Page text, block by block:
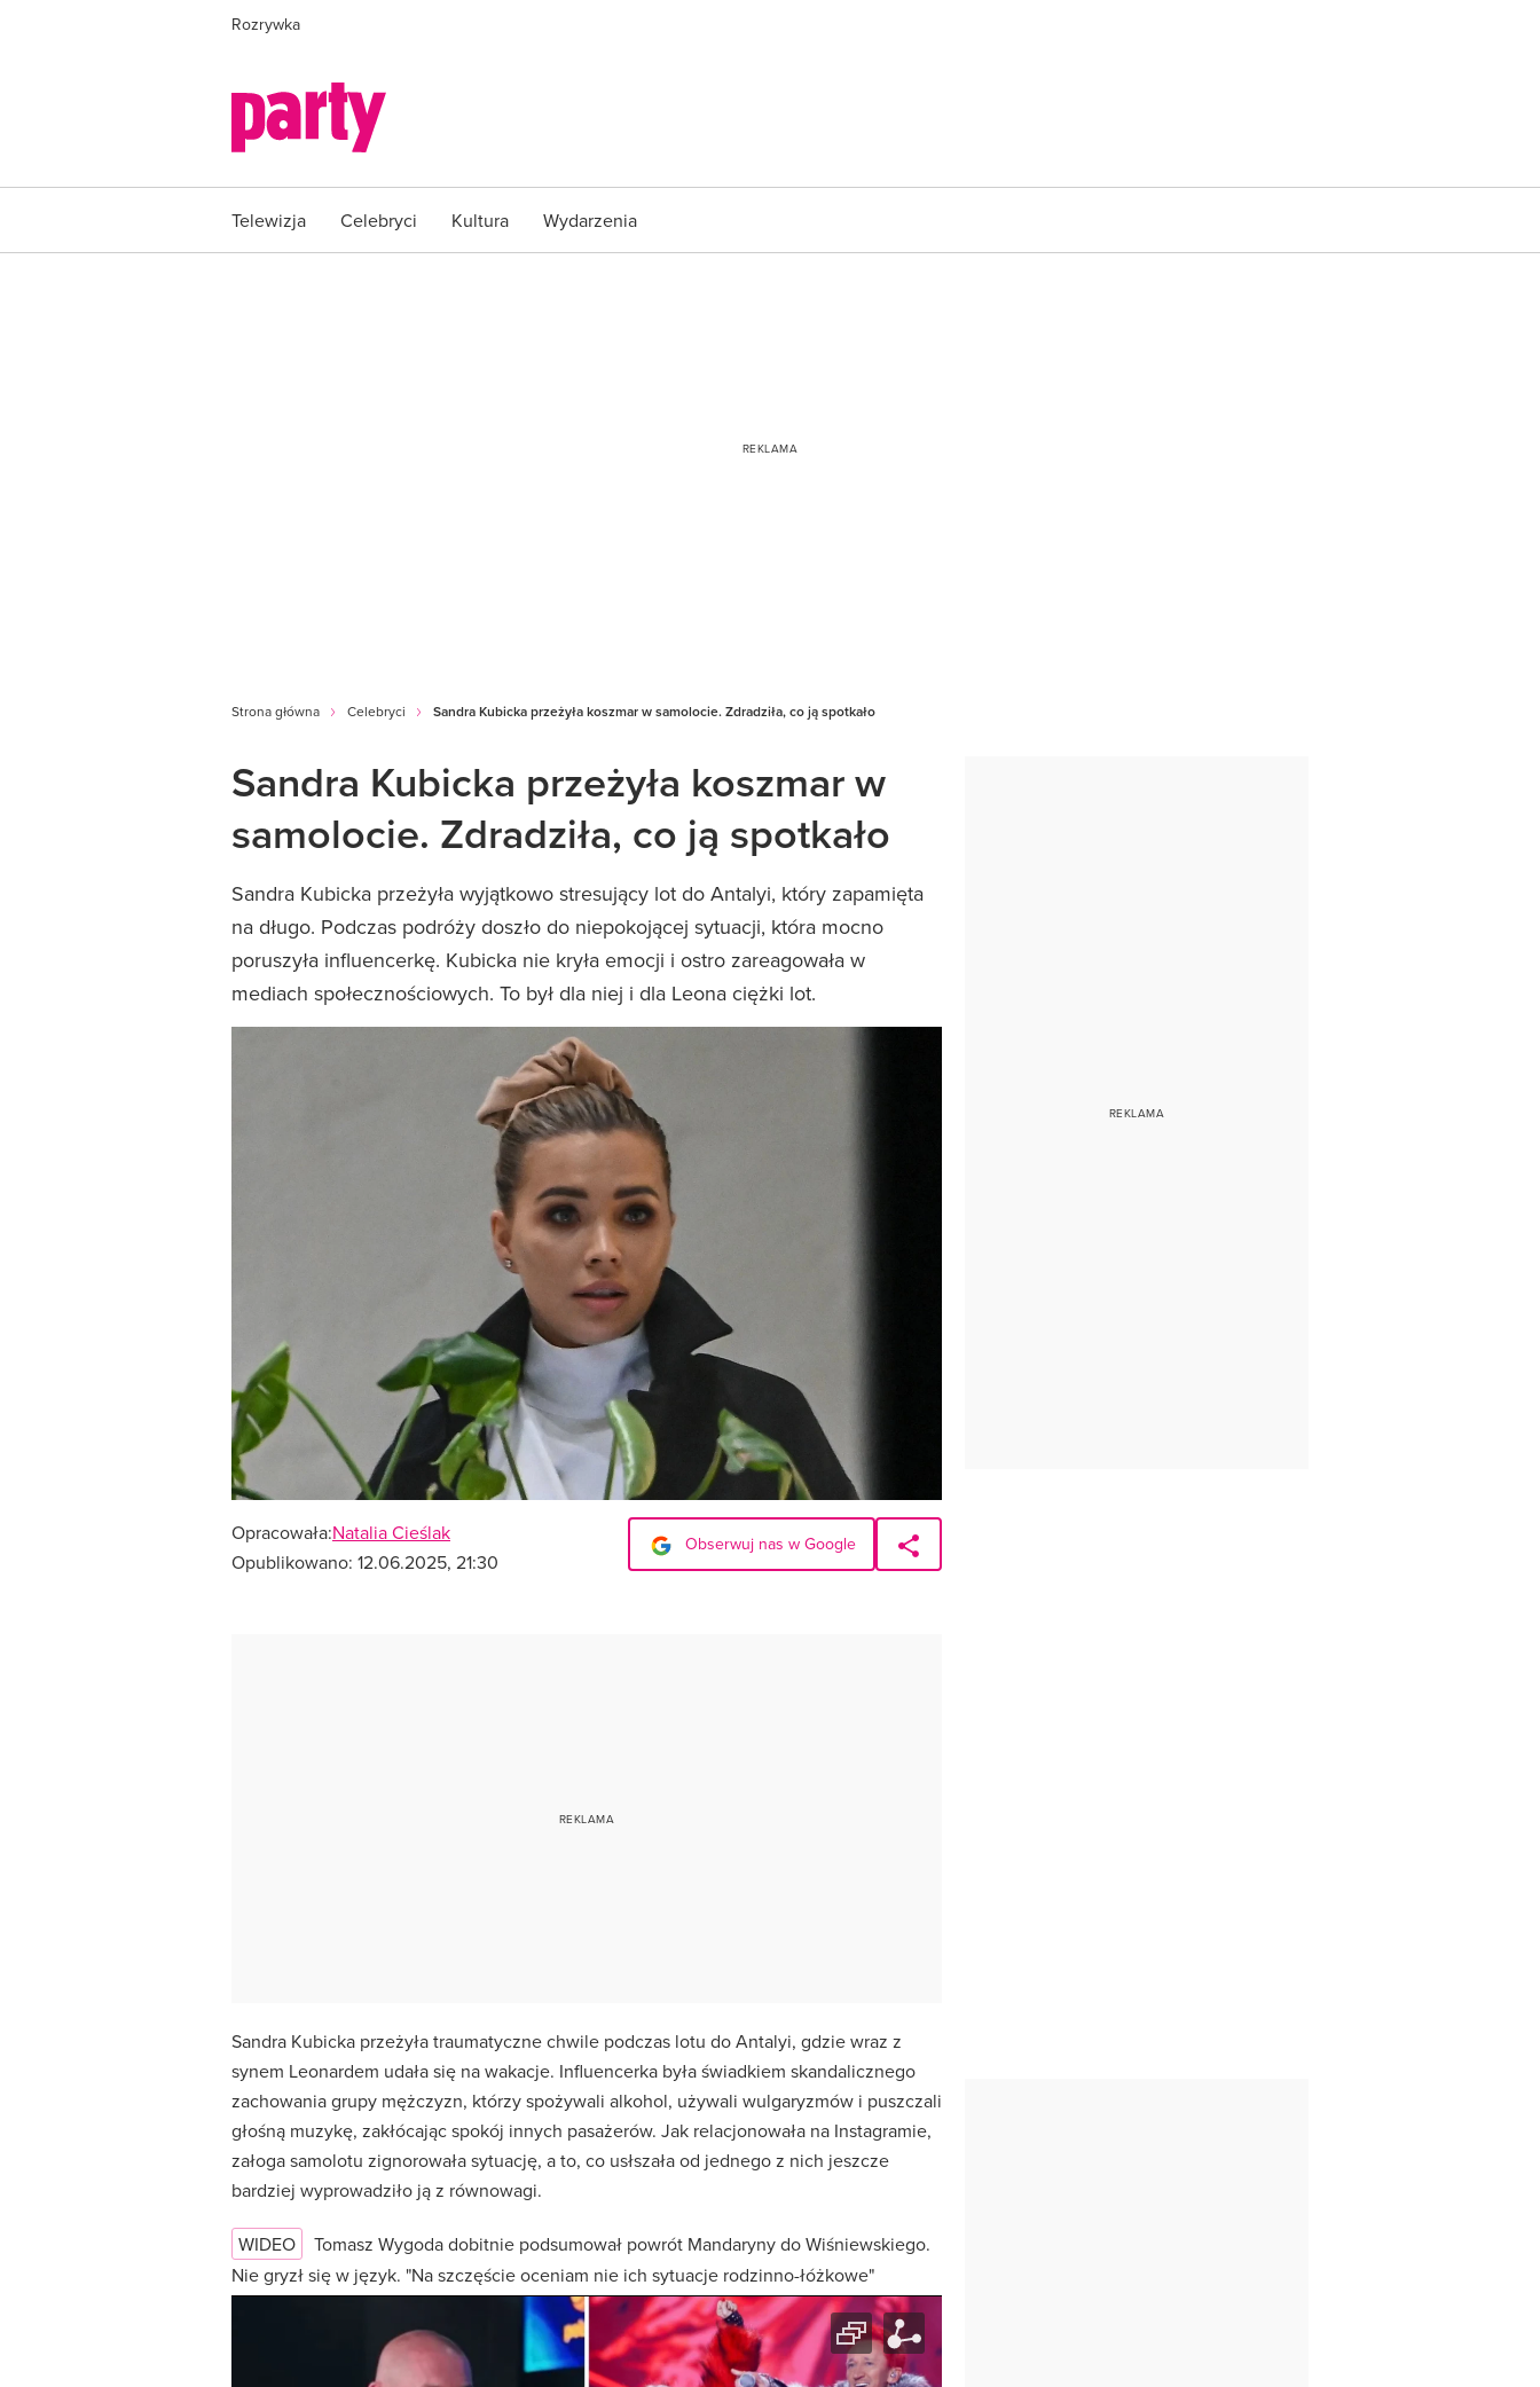
Rozrywka
Telewizja Celebryci Kultura Wydarzenia
Strona główna Celebryci Sandra Kubicka przeżyła koszmar w samolocie. Zdradziła, co ją spotkało
Sandra Kubicka przeżyła koszmar w
samolocie. Zdradziła, co ją spotkało
Sandra Kubicka przeżyła wyjątkowo stresujący lot do Antalyi, który zapamięta
na długo. Podczas podróży doszło do niepokojącej sytuacji, która mocno
poruszyła influencerkę. Kubicka nie kryła emocji i ostro zareagowała w
mediach społecznościowych. To był dla niej i dla Leona ciężki lot.
Opracowała:Natalia Cieślak
Opublikowano: 12.06.2025, 21:30
Obserwuj nas w Google
Sandra Kubicka przeżyła traumatyczne chwile podczas lotu do Antalyi, gdzie wraz z
synem Leonardem udała się na wakacje. Influencerka była świadkiem skandalicznego
zachowania grupy mężczyzn, którzy spożywali alkohol, używali wulgaryzmów i puszczali
głośną muzykę, zakłócając spokój innych pasażerów. Jak relacjonowała na Instagramie,
załoga samolotu zignorowała sytuację, a to, co usłszała od jednego z nich jeszcze
bardziej wyprowadziło ją z równowagi.
WIDEO
Tomasz Wygoda dobitnie podsumował powrót Mandaryny do Wiśniewskiego.
Nie gryzł się w język. "Na szczęście oceniam nie ich sytuacje rodzinno-łóżkowe"